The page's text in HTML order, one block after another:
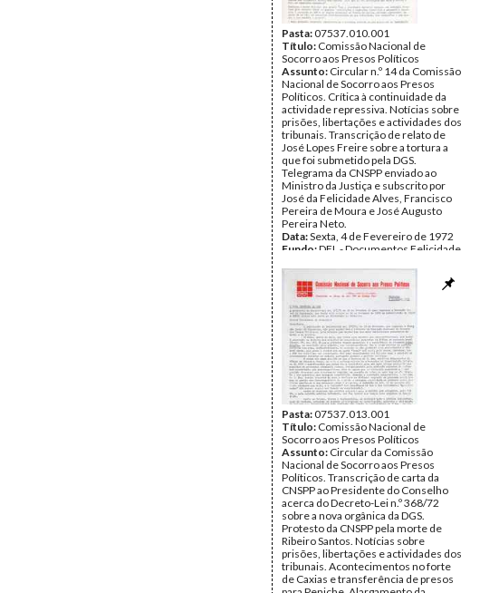
Pasta:07537.010.001
Título: Comissão Nacional de
Socorro aos Presos Políticos
Assunto: Circular n.º 14 da Comissão
Nacional de Socorro aos Presos
Políticos. Crítica à continuidade da
actividade repressiva. Notícias sobre
prisões, libertações e actividades dos
tribunais. Transcrição de relato de
José Lopes Freire sobre a tortura a
que foi submetido pela DGS.
Telegrama da CNSPP enviado ao
Ministro da Justiça e subscrito por
José da Felicidade Alves, Francisco
Pereira de Moura e José Augusto
Pereira Neto.
Data:Sexta, 4 de Fevereiro de 1972
Fundo:DFL - Documentos Felicidade
Documentos
Página(s):6
Pasta:07537.013.001
Título: Comissão Nacional de
Socorro aos Presos Políticos
Assunto: Circular da Comissão
Nacional de Socorro aos Presos
Políticos. Transcrição de carta da
CNSPP ao Presidente do Conselho
acerca do Decreto-Lei n.º 368/72
sobre a nova orgânica da DGS.
Protesto da CNSPP pela morte de
Ribeiro Santos. Notícias sobre
prisões, libertações e actividades dos
tribunais. Acontecimentos no forte
de Caxias e transferência de presos